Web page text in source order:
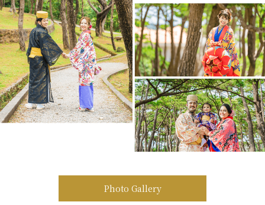
Photo Gallery